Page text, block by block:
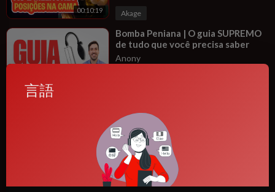
00:10:19 Akage
⁣Bomba Peniana | O guia SUPREMO
de tudo que você precisa saber
Anony
00:12:34
VOCÊ PRECISA TER COM SEU
PÊN1S
Anony
10 ビュー
11/09/25
エンターテイメント
⁣POUCOS SABEM Conselhos de uma
言語